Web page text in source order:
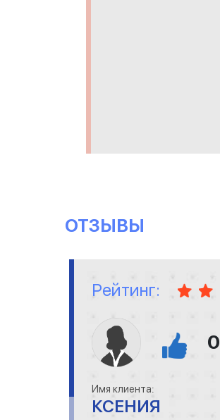
ОТЗЫВЫ
Рейтинг:
0
Имя клиента:
КСЕНИЯ